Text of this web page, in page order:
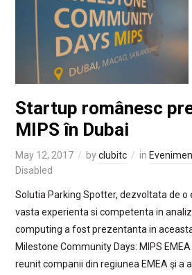
Startup românesc
MIPS în Dubai
May 12, 2017 byclubitc in
Disabled
Solutia Parking Spotter, dezvoltata de o
vasta experienta si competenta in
computing a fost prezentanta in
Milestone Community Days: MIPS
reunit companii din regiunea EMEA şi a